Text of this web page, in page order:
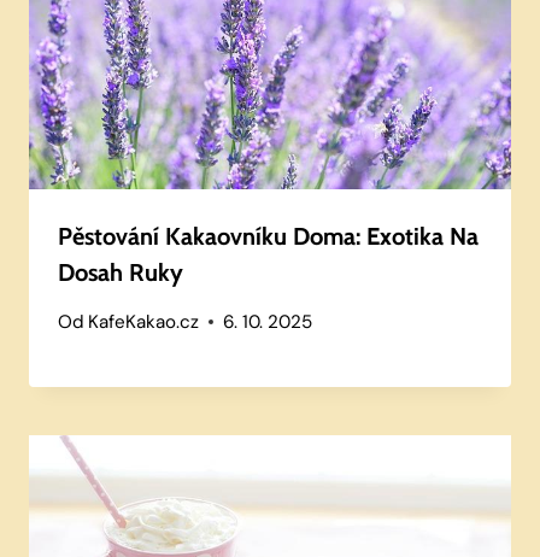
Pěstování Kakaovníku Doma: Exotika Na
Dosah Ruky
Od KafeKakao.cz 6. 10. 2025